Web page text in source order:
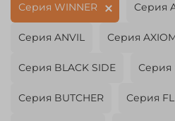
Серия WINNER Серия
Серия ANVIL Серия
Серия BLACK SIDE Серия
Серия BUTCHER Серия